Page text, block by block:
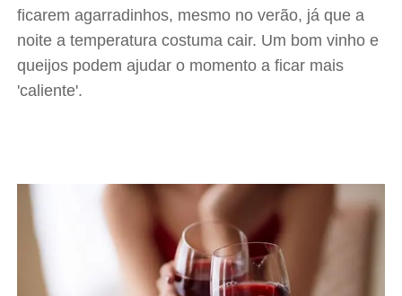
ficarem agarradinhos, mesmo no verão, já que a
noite a temperatura costuma cair. Um bom vinho e
queijos podem ajudar o momento a ficar mais
'caliente'.